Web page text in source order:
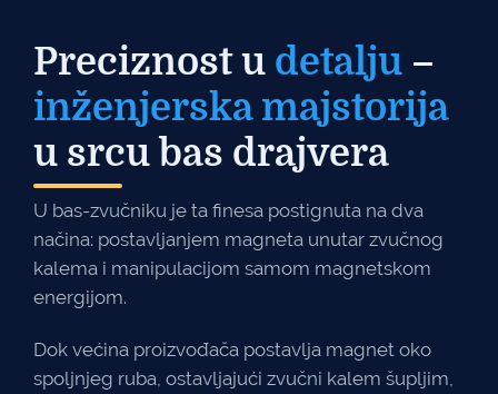
Preciznost u detalju –
inženjerska majstorija
u srcu bas drajvera
U bas-zvučniku je ta finesa postignuta na dva
načina: postavljanjem magneta unutar zvučnog
kalema i manipulacijom samom magnetskom
energijom.
Dok većina proizvođača postavlja magnet oko
spoljnjeg ruba, ostavljajući zvučni kalem šupljim,